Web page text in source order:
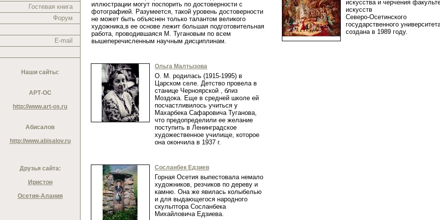
Гостевая книга
Форум
E-mail
Наши сайты:
АРТ-ОС
http://www.art-os.ru
Абисалов
http://www.abisalov.ru
Друзья сайта:
Иристон
Осетия-Алания
иллюстрации могут поспорить по достоверности с
фотографией. Разумеется, такой уровень достоверности
не может быть объяснен только талантом великого
художника,в ее основе лежит большая подготовительная
работа, проводившаяся М. Тугановым по всем
вышеперечисленным научным дисциплинам.
Ольга Малтызова
О. М. родилась (1915-1995) в
Царском селе. Детство провела в
станице Черноярской , близ
Моздока. Еще в средней школе ей
посчастливилось учиться у
Махарбека Сафаровича Туганова,
что предопределили ее желание
поступить в Ленинградское
художественное училище, которое
она окончила в 1937 г.
Сосланбек Едзиев
Горная Осетия выпестовала немало
художников, резчиков по дереву и
камню. Она же явилась колыбелью
и для выдающегося народного
скульптора Сосланбека
Михайловича Едзиева.
искусства и черчения
искусств
Северо-Осетинского
государственного
создана в 1989 году.